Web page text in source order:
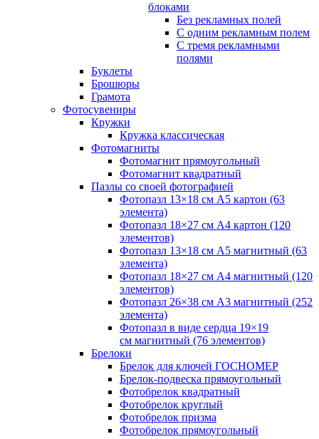
блоками
Без рекламных полей
С одним рекламным полем
С тремя рекламными
полями
Буклеты
Брошюры
Грамота
Фотосувениры
Кружки
Кружка классическая
Фотомагниты
Фотомагнит прямоугольный
Фотомагнит квадратный
Пазлы со своей фотографией
Фотопазл 13×18 см А5 картон (63
элемента)
Фотопазл 18×27 см А4 картон (120
элементов)
Фотопазл 13×18 см А5 магнитный (63
элемента)
Фотопазл 18×27 см А4 магнитный (120
элементов)
Фотопазл 26×38 см А3 магнитный (252
элемента)
Фотопазл в виде сердца 19×19
см магнитный (76 элементов)
Брелоки
Брелок для ключей ГОСНОМЕР
Брелок-подвеска прямоугольный
Фотобрелок квадратный
Фотобрелок круглый
Фотобрелок призма
Фотобрелок прямоугольный